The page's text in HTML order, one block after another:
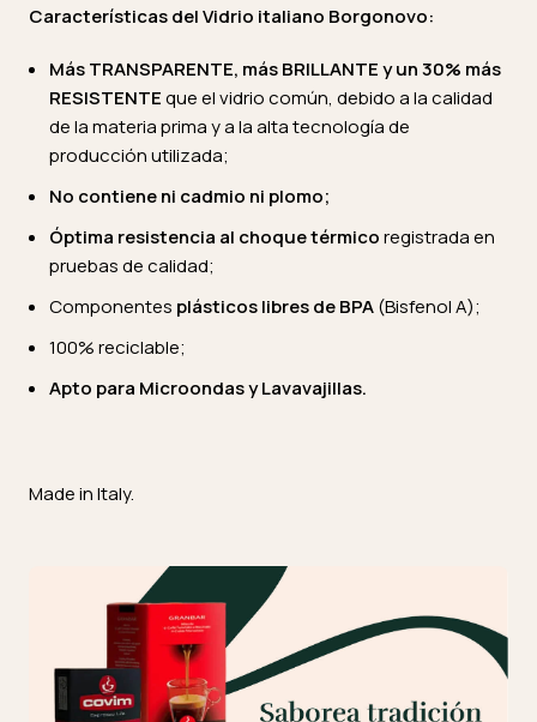
Características del Vidrio italiano Borgonovo:
Más TRANSPARENTE, más BRILLANTE y un 30% más
RESISTENTEque el vidrio común, debido a la calidad
de la materia prima y a la alta tecnología de
producción utilizada;
No contiene ni cadmio ni plomo;
Óptima resistencia al choque térmicoregistrada en
pruebas de calidad;
Componentes plásticoslibres de BPA(Bisfenol A);
100% reciclable;
Apto para Microondas y Lavavajillas.
Made in Italy.